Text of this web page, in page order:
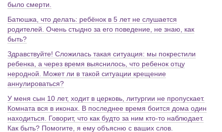
было смерти.
Батюшка, что делать: ребёнок в 5 лет не слушается
родителей. Очень стыдно за его поведение, не знаю, как
быть?
Здравствуйте! Сложилась такая ситуация: мы покрестили
ребенка, а через время выяснилось, что ребенок отцу
неродной. Может ли в такой ситуации крещение
аннулироваться?
У меня сын 10 лет, ходит в церковь, литургии не пропускает.
Комната вся в иконах. В последнее время боится дома один
находиться. Говорит, что как будто за ним кто-то наблюдает.
Как быть? Помогите, я ему объясню с ваших слов.